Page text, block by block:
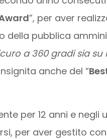
”, per aver
della pubblica
a 360 gradi sia su
anche del “
per 12 anni e negli
per aver gestito con